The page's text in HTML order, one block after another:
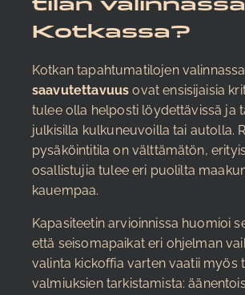
Kotkassa?
Kotkan tapahtumatilojen valinnassa
saavutettavuus ovat ensisijaisia
tulee olla helposti löydettävissä ja
julkisilla kulkuneuvoilla tai autolla.
pysäköintitila on välttämätön,
osallistujia tulee eri puolilta
kauempaa.
Kapasiteetin arvioinnissa huomioi
että seisomapaikat eri ohjelman
valinta kickoffia varten vaatii myös
valmiuksien tarkistamista: